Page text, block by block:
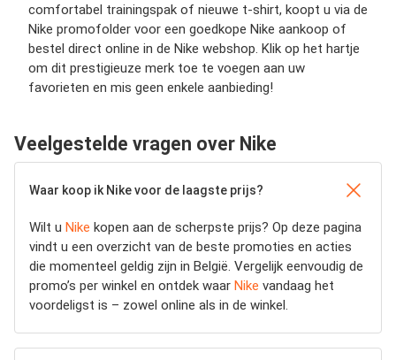
comfortabel trainingspak of nieuwe t-shirt, koopt u via de
Nike promofolder voor een goedkope Nike aankoop of
bestel direct online in de Nike webshop. Klik op het hartje
om dit prestigieuze merk toe te voegen aan uw
favorieten en mis geen enkele aanbieding!
Veelgestelde vragen over Nike
Waar koop ik Nike voor de laagste prijs?
Wilt u Nike kopen aan de scherpste prijs? Op deze pagina
vindt u een overzicht van de beste promoties en acties
die momenteel geldig zijn in België. Vergelijk eenvoudig de
promo’s per winkel en ontdek waar Nike vandaag het
voordeligst is – zowel online als in de winkel.